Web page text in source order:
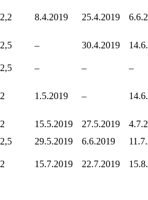
2,2 8.4.2019 25.4.2019
2,5 – 30.4.2019
2,5 – – –
2 1.5.2019 –
2 15.5.2019 27.5.2019
2,5 29.5.2019 6.6.2019
2 15.7.2019 22.7.2019